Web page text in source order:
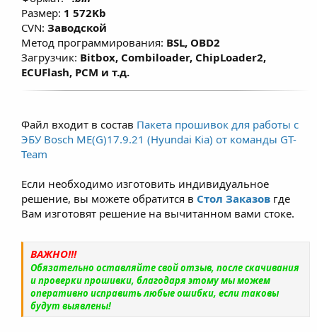
Размер: 1 572Kb
CVN: Заводской
Метод программирования: BSL, OBD2
Загрузчик: Bitbox, Combiloader, ChipLoader2,
ECUFlash, PCM и т.д.
Файл входит в состав Пакета прошивок для работы с
ЭБУ Bosch ME(G)17.9.21 (Hyundai Kia) от команды GT-
Team
Если необходимо изготовить индивидуальное
решение, вы можете обратится в Стол Заказов где
Вам изготовят решение на вычитанном вами стоке.
ВАЖНО!!!
Обязательно оставляйте свой отзыв, после скачивания
и проверки прошивки, благодаря этому мы можем
оперативно исправить любые ошибки, если таковы
будут выявлены!